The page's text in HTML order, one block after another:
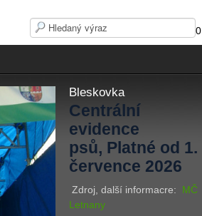
0
Bleskovka
Centrální
evidence
psů, Platné od 1.
července 2026
Zdroj, další informacre: MČ
Letnany